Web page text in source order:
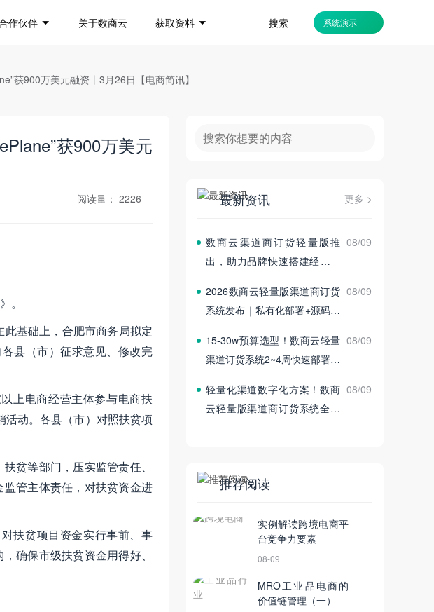
作伙伴 关于数商云 获取资料 搜索 系统演示
获900万美元融资丨3月26日【电商简讯】
获900万美元
阅读量： 2226
。
基础上，合肥市商务局拟定
县（市）征求意见、修改完
上电商经营主体参与电商扶
动。各县（市）对照扶贫项
贫等部门，压实监管责任、
管主体责任，对扶贫资金进
扶贫项目资金实行事前、事
确保市级扶贫资金用得好、
最新资讯 更多 >
数商云渠道商订货轻量版推
出，助力品牌快速搭建经销商
08/09
2026数商云轻量版渠道商订货
系统发布｜私有化部署+源码交
08/09
15‑30w预算选型！数商云轻量
渠道订货系统2~4周快速部署上
08/09
轻量化渠道数字化方案！数商
云轻量版渠道商订货系统全新
08/09
推荐阅读
实例解读跨境电商平
台竞争力要素
08-09
MRO工业品电商的
价值链管理（一）